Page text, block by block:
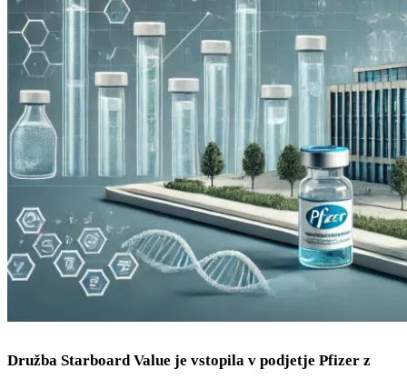
Družba Starboard Value je vstopila v podjetje Pfizer z